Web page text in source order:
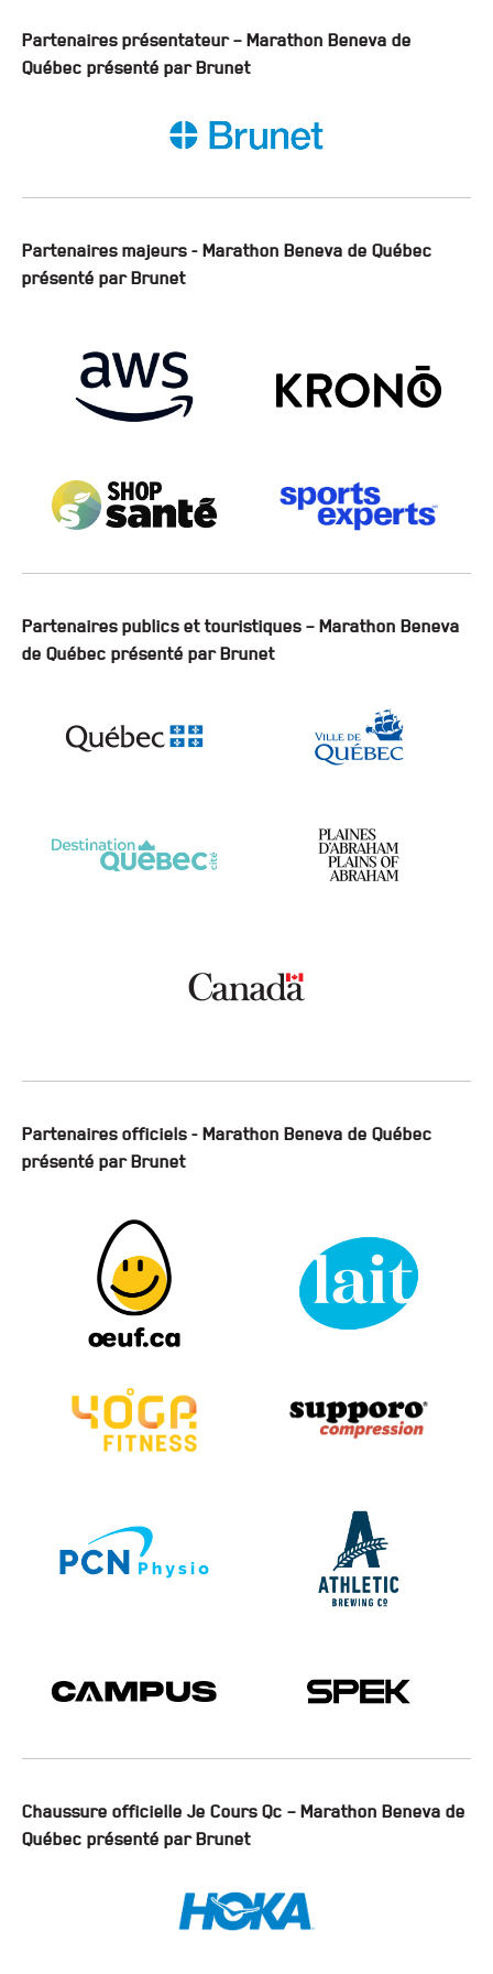
Partenaires présentateur – Marathon Beneva de
Québec présenté par Brunet
Partenaires majeurs - Marathon Beneva de Québec
présenté par Brunet
Partenaires publics et touristiques – Marathon Beneva
de Québec présenté par Brunet
Partenaires officiels - Marathon Beneva de Québec
présenté par Brunet
Chaussure officielle Je Cours Qc – Marathon Beneva de
Québec présenté par Brunet